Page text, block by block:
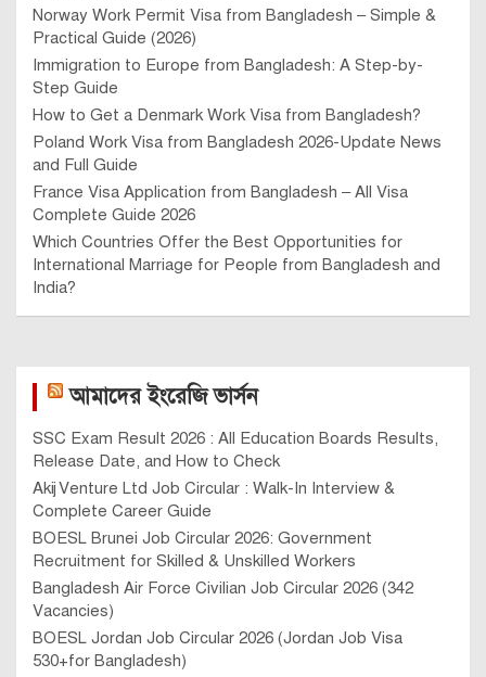
Norway Work Permit Visa from Bangladesh – Simple &
Practical Guide (2026)
Immigration to Europe from Bangladesh: A Step-by-
Step Guide
How to Get a Denmark Work Visa from Bangladesh?
Poland Work Visa from Bangladesh 2026-Update News
and Full Guide
France Visa Application from Bangladesh – All Visa
Complete Guide 2026
Which Countries Offer the Best Opportunities for
International Marriage for People from Bangladesh and
India?
আমাদের ইংরেজি ভার্সন
SSC Exam Result 2026 : All Education Boards Results,
Release Date, and How to Check
Akij Venture Ltd Job Circular : Walk-In Interview &
Complete Career Guide
BOESL Brunei Job Circular 2026: Government
Recruitment for Skilled & Unskilled Workers
Bangladesh Air Force Civilian Job Circular 2026 (342
Vacancies)
BOESL Jordan Job Circular 2026 (Jordan Job Visa
530+for Bangladesh)